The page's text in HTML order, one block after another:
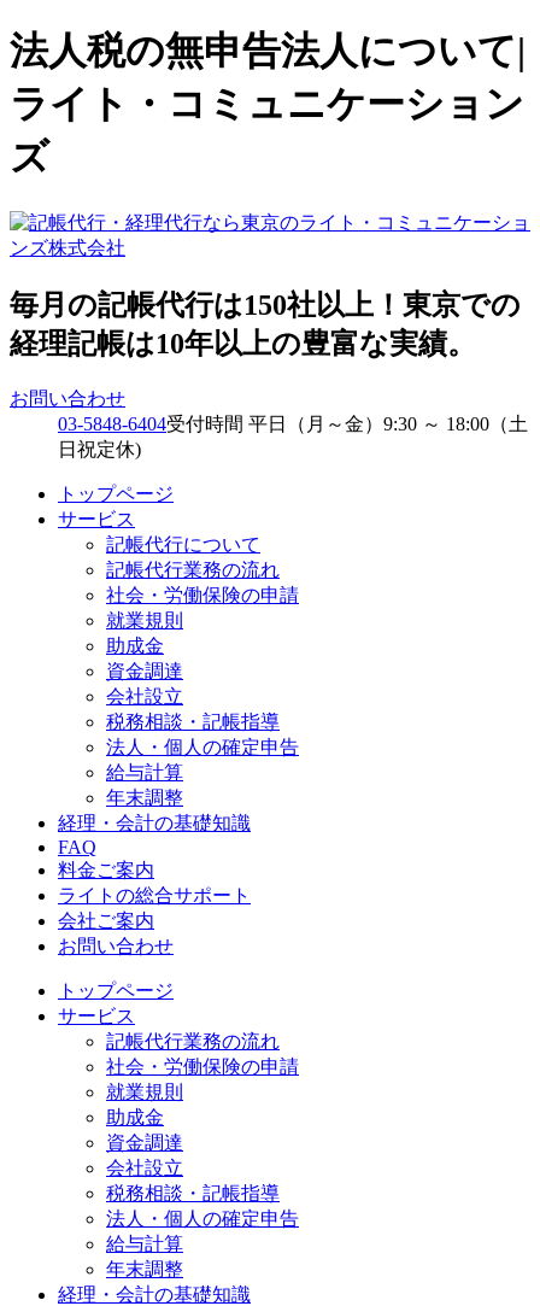
法人税の無申告法人について|
ライト・コミュニケーション
ズ
毎月の記帳代行は150社以上！東京での
経理記帳は10年以上の豊富な実績。
お問い合わせ
03-5848-6404受付時間 平日（月～金）9:30 ～ 18:00（土
日祝定休)
トップページ
サービス
記帳代行について
記帳代行業務の流れ
社会・労働保険の申請
就業規則
助成金
資金調達
会社設立
税務相談・記帳指導
法人・個人の確定申告
給与計算
年末調整
経理・会計の基礎知識
FAQ
料金ご案内
ライトの総合サポート
会社ご案内
お問い合わせ
トップページ
サービス
記帳代行業務の流れ
社会・労働保険の申請
就業規則
助成金
資金調達
会社設立
税務相談・記帳指導
法人・個人の確定申告
給与計算
年末調整
経理・会計の基礎知識